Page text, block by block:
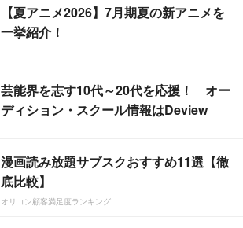
【夏アニメ2026】7月期夏の新アニメを
一挙紹介！
芸能界を志す10代～20代を応援！ オー
ディション・スクール情報はDeview
漫画読み放題サブスクおすすめ11選【徹
底比較】
オリコン顧客満足度ランキング